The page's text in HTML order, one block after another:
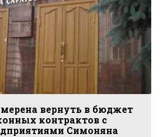
вернуть в бюджет
контрактов с
Симоняна